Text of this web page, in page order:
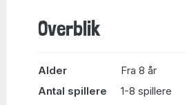
Overblik
Alder
Fra 8 år
Antal spillere
1-8 spillere